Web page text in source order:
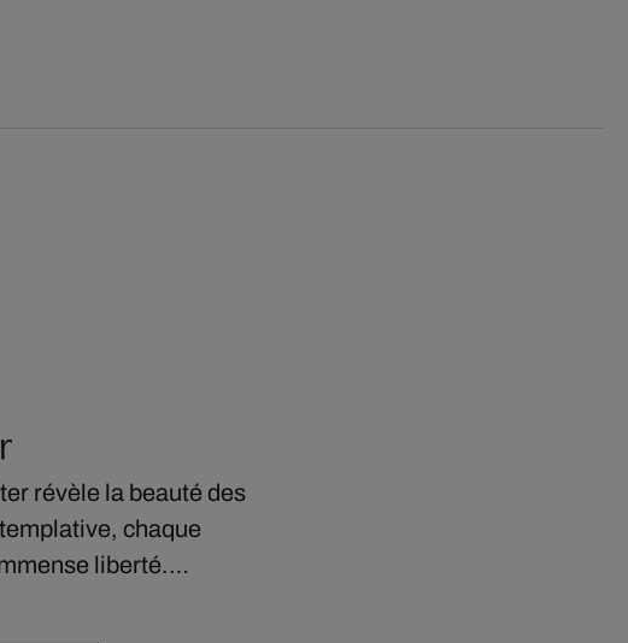
révèle la beauté des
chaque
liberté.…